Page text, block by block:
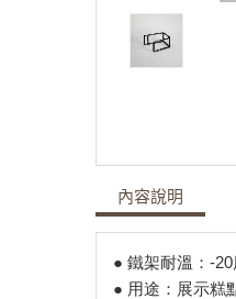
內容說明
● 鐵架耐溫：-
● ​用途：展示糕